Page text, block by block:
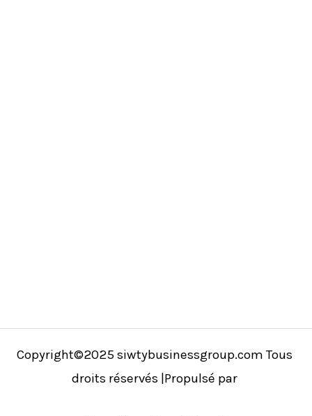
Copyright©2025 siwtybusinessgroup.com Tous
droits réservés |Propulsé par